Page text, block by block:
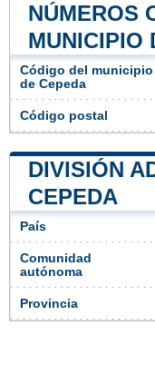
NÚMEROS
MUNICIPIO
Código del municipio
de Cepeda
Código postal
DIVISIÓN
CEPEDA
País
Comunidad
autónoma
Provincia